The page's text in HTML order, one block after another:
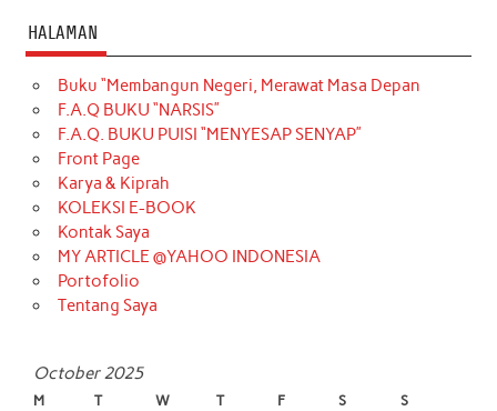
HALAMAN
Buku “Membangun Negeri, Merawat Masa Depan
F.A.Q BUKU “NARSIS”
F.A.Q. BUKU PUISI “MENYESAP SENYAP”
Front Page
Karya & Kiprah
KOLEKSI E-BOOK
Kontak Saya
MY ARTICLE @YAHOO INDONESIA
Portofolio
Tentang Saya
October 2025
M T W T F S S